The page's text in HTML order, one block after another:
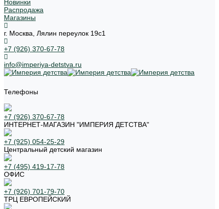
Новинки
Распродажа
Магазины
г. Москва, Лялин переулок 19с1
+7 (926) 370-67-78
info@imperiya-detstva.ru
Телефоны
+7 (926) 370-67-78
ИНТЕРНЕТ-МАГАЗИН "ИМПЕРИЯ ДЕТСТВА"
+7 (925) 054-25-29
Центральный детский магазин
+7 (495) 419-17-78
ОФИС
+7 (926) 701-79-70
ТРЦ ЕВРОПЕЙСКИЙ